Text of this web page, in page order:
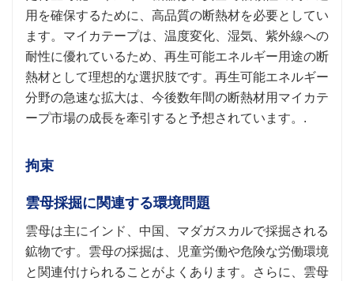
用を確保するために、高品質の断熱材を必要としてい
ます。マイカテープは、温度変化、湿気、紫外線への
耐性に優れているため、再生可能エネルギー用途の断
熱材として理想的な選択肢です。再生可能エネルギー
分野の急速な拡大は、今後数年間の断熱材用マイカテ
ープ市場の成長を牽引すると予想されています。.
拘束
雲母採掘に関連する環境問題
雲母は主にインド、中国、マダガスカルで採掘される
鉱物です。雲母の採掘は、児童労働や危険な労働環境
と関連付けられることがよくあります。さらに、雲母